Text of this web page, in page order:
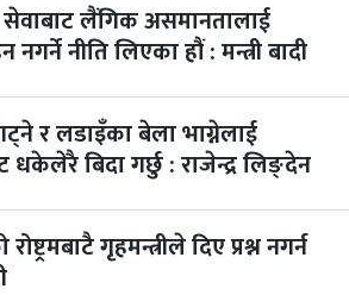
लैंगिक असमानतालाई
नगर्ने नीति लिएका हौं : मन्त्री बादी
र लडाइँका बेला भाग्नेलाई
धकेलेरै बिदा गर्छु : राजेन्द्र लिङ्देन
गृहमन्त्रीले दिए प्रश्न नगर्न